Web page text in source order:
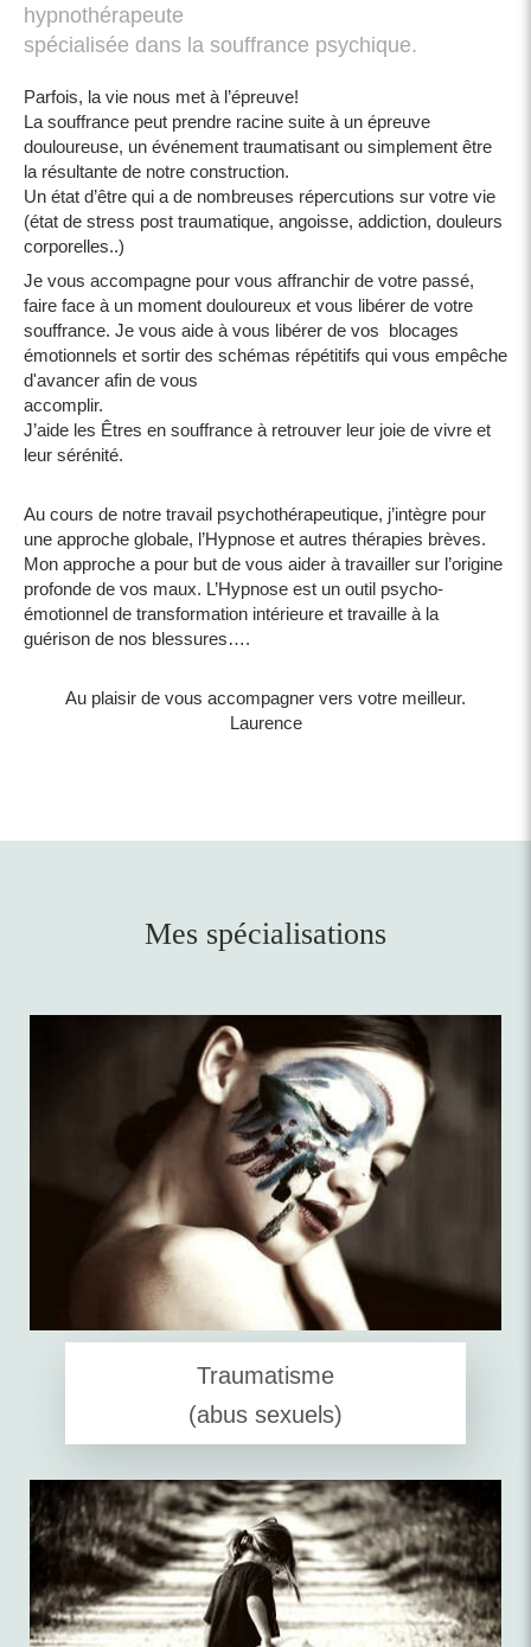
hypnothérapeute
spécialisée dans la souffrance psychique.
Parfois, la vie nous met à l’épreuve!
La souffrance peut prendre racine suite à un épreuve
douloureuse, un événement traumatisant ou simplement être
la résultante de notre construction.
Un état d’être qui a de nombreuses répercutions sur votre vie
(état de stress post traumatique, angoisse, addiction, douleurs
corporelles..)
Je vous accompagne pour vous affranchir de votre passé,
faire face à un moment douloureux et vous libérer de votre
souffrance. Je vous aide à vous libérer de vos blocages
émotionnels et sortir des schémas répétitifs qui vous empêche
d'avancer afin de vous
J’aide les Êtres en souffrance à retrouver leur joie de vivre et
leur sérénité.
Au cours de notre travail psychothérapeutique, j’intègre pour
une approche globale, l’Hypnose et autres thérapies brèves.
Mon approche a pour but de vous aider à travailler sur l’origine
profonde de vos maux. L’Hypnose est un outil psycho-
émotionnel de transformation intérieure et travaille à la
guérison de nos blessures….
Au plaisir de vous accompagner vers votre meilleur.
Laurence
Mes spécialisations
Traumatisme
(abus sexuels)